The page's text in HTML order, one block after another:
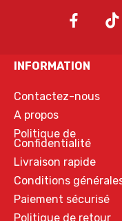
INFORMATION
Contactez-nous
A propos
Politique de
Confidentialité
Livraison rapide
Conditions
Paiement sécurisé
Politique de retour